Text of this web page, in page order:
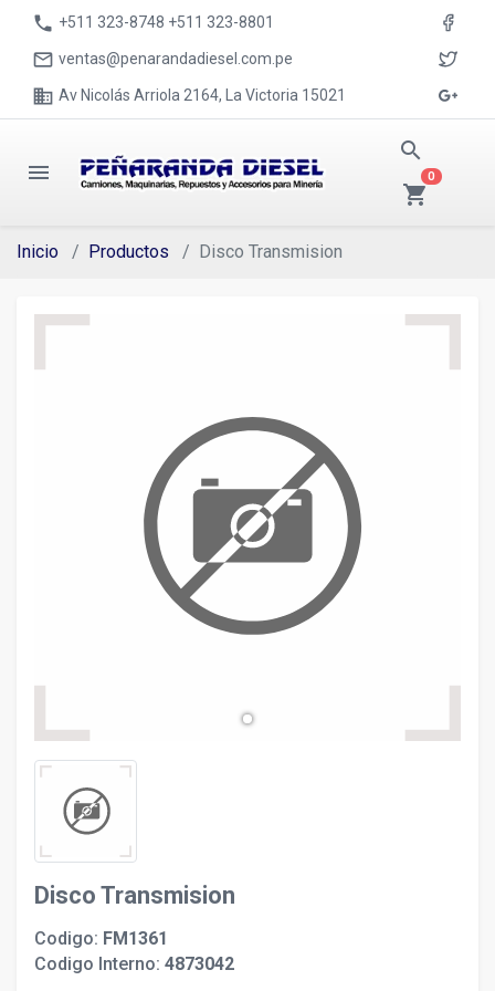
phone +511 323-8748 +511 323-8801
mail_outline ventas@penarandadiesel.com.pe
business Av Nicolás Arriola 2164, La Victoria 15021
menu
search
shopping_cart
0
Inicio Productos Disco Transmision
Disco Transmision
Codigo: FM1361
Codigo Interno: 4873042